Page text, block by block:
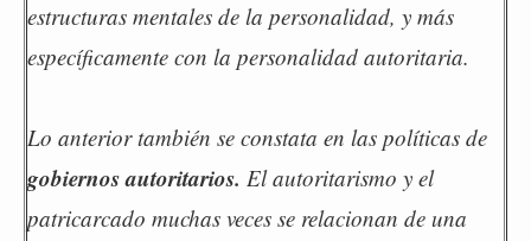
estructuras mentales de la personalidad, y más
específicamente con la personalidad autoritaria.
Lo anterior también se constata en las políticas de
gobiernos autoritarios. El autoritarismo y el
patricarcado muchas veces se relacionan de una